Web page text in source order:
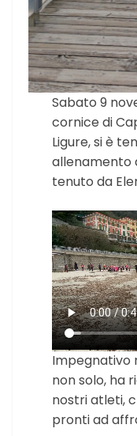
Sabato 9
cornice di
Ligure, si è
allenamento
tenuto da
Impegnativo
non solo, ha
nostri atleti,
pronti ad